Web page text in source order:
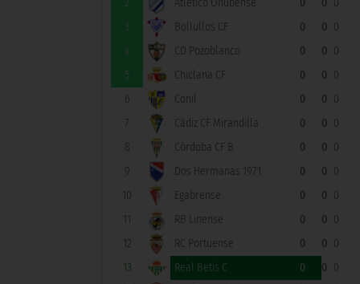
2
Atlético Onubense 0 0 0
3
Bollullos CF 0 0 0
4
CD Pozoblanco 0 0 0
5
Chiclana CF 0 0 0
6
Conil 0 0 0
7
Cádiz CF Mirandilla 0 0 0
8
Córdoba CF B 0 0 0
9
Dos Hermanas 1971 0 0 0
10
Egabrense 0 0 0
11
RB Linense 0 0 0
12
RC Portuense 0 0 0
13
Real Betis C 0 0 0